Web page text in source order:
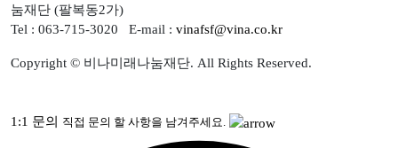
눔재단 (팔복동2가)
Tel : 063-715-3020
E-mail : vinafsf@vina.co.kr
Copyright © 비나미래나눔재단. All Rights Reserved.
1:1 문의 직접 문의 할 사항을 남겨주세요.